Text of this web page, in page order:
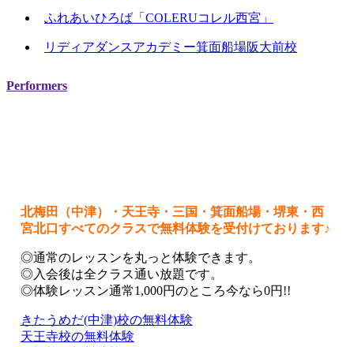
ふれあいひろば「COLERUコレル西宮」
リディアダンスアカデミー箕面船場阪大前校
Performers
北梅田（中津）・天王寺・三国・箕面船場・堺東・西
宮北口すべてのクラスで無料体験を受付けております♪
◎通常のレッスンを丸っと体験できます。
◎入会後は全クラス通い放題です。
◎体験レッスン通常1,000円のところ今なら0円!!
きたうめだ(中津)校の無料体験
天王寺校の無料体験